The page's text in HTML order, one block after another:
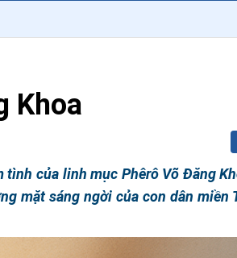
Khoa
tình của linh mục Phêrô Võ Đăng
mặt sáng ngời của con dân miền